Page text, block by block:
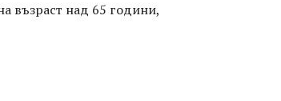
възраст над 65 години,